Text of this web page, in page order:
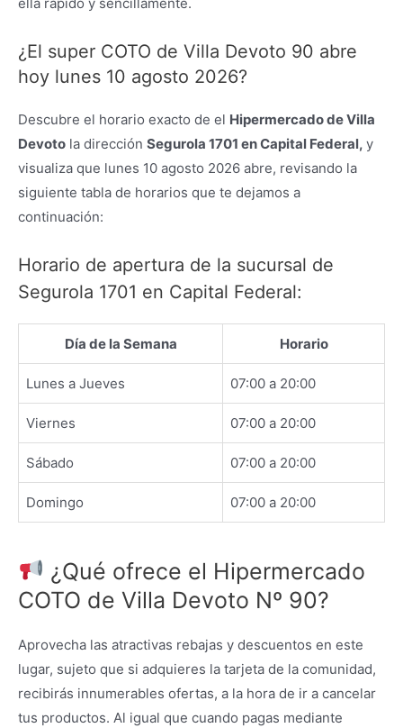
ella rápido y sencillamente.
¿El super COTO de Villa Devoto 90 abre
hoy lunes 10 agosto 2026?
Descubre el horario exacto de el Hipermercado de Villa
Devoto la dirección Segurola 1701 en Capital Federal, y
visualiza que lunes 10 agosto 2026 abre, revisando la
siguiente tabla de horarios que te dejamos a
continuación:
Horario de apertura de la sucursal de
Segurola 1701 en Capital Federal:
Día de la Semana Horario
Lunes a Jueves 07:00 a 20:00
Viernes 07:00 a 20:00
Sábado 07:00 a 20:00
Domingo 07:00 a 20:00
¿Qué ofrece el Hipermercado
COTO de Villa Devoto Nº 90?
Aprovecha las atractivas rebajas y descuentos en este
lugar, sujeto que si adquieres la tarjeta de la comunidad,
recibirás innumerables ofertas, a la hora de ir a cancelar
tus productos. Al igual que cuando pagas mediante